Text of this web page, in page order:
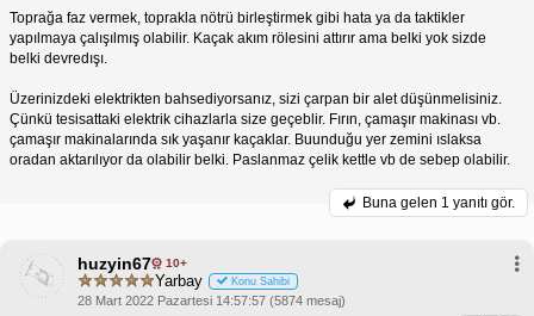
Toprağa faz vermek, toprakla nötrü birleştirmek gibi hata ya da taktikler
yapılmaya çalışılmış olabilir. Kaçak akım rölesini attırır ama belki yok sizde
belki devredışı.
Üzerinizdeki elektrikten bahsediyorsanız, sizi çarpan bir alet düşünmelisiniz.
Çünkü tesisattaki elektrik cihazlarla size geçeblir. Fırın, çamaşır makinası vb.
çamaşır makinalarında sık yaşanır kaçaklar. Buunduğu yer zemini ıslaksa
oradan aktarılıyor da olabilir belki. Paslanmaz çelik kettle vb de sebep olabilir.
Buna gelen 1 yanıtı gör.
huzyin67 10+
Yarbay Konu Sahibi
28 Mart 2022 Pazartesi 14:57:57 (5874 mesaj)